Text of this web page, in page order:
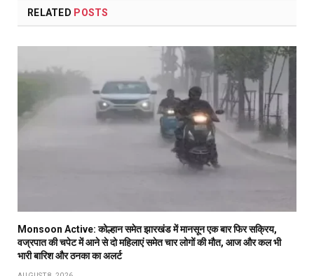
RELATED POSTS
Monsoon Active: कोल्हान समेत झारखंड में मानसून एक बार फिर सक्रिय,
वज्रपात की चपेट में आने से दो महिलाएं समेत चार लोगों की मौत, आज और कल भी
भारी बारिश और ठनका का अलर्ट